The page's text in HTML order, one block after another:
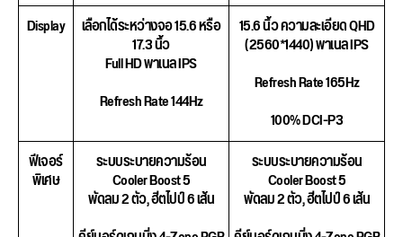
Display เลือกได้ระหว่างจอ 15.6 หรือ
17.3 นิ้ว
Full HD พาเนล IPS
Refresh Rate 144Hz
15.6 นิ้ว ความละเอียด QHD
(2560*1440) พาเนล IPS
Refresh Rate 165Hz
100% DCI-P3
ฟีเจอร์
พิเศษ
ระบบระบายความร้อน
Cooler Boost 5
พัดลม 2 ตัว, ฮีตไปป์ 6 เส้น
ระบบระบายความร้อน
Cooler Boost 5
พัดลม 2 ตัว, ฮีตไปป์ 6 เส้น